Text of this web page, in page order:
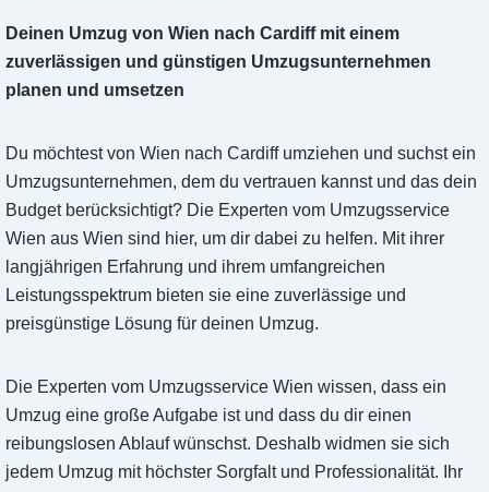
Deinen Umzug von Wien nach Cardiff mit einem
zuverlässigen und günstigen Umzugsunternehmen
planen und umsetzen
Du möchtest von Wien nach Cardiff umziehen und suchst ein
Umzugsunternehmen, dem du vertrauen kannst und das dein
Budget berücksichtigt? Die Experten vom Umzugsservice
Wien aus Wien sind hier, um dir dabei zu helfen. Mit ihrer
langjährigen Erfahrung und ihrem umfangreichen
Leistungsspektrum bieten sie eine zuverlässige und
preisgünstige Lösung für deinen Umzug.
Die Experten vom Umzugsservice Wien wissen, dass ein
Umzug eine große Aufgabe ist und dass du dir einen
reibungslosen Ablauf wünschst. Deshalb widmen sie sich
jedem Umzug mit höchster Sorgfalt und Professionalität. Ihr